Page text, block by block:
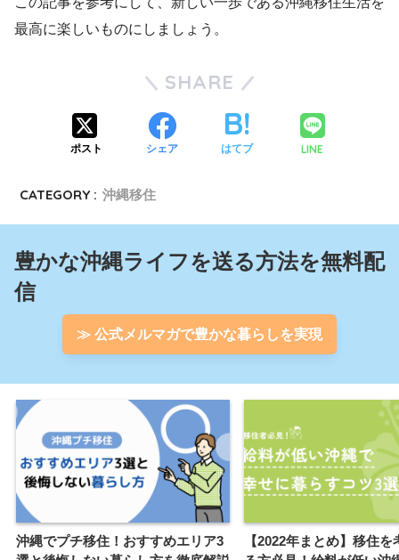
最高に楽しいものにしましょう。
SHARE
ポスト シェア はてブ LINE
CATEGORY : 沖縄移住
豊かな沖縄ライフを送る方法を無料配
信
≫ 公式メルマガで豊かな暮らしを実現
沖縄でプチ移住！おすすめエリア3
【2022年まとめ】移住を